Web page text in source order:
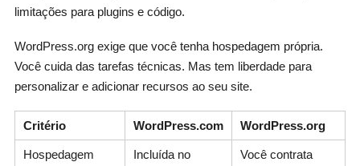
limitações para plugins e código.
WordPress.org exige que você tenha hospedagem própria.
Você cuida das tarefas técnicas. Mas tem liberdade para
personalizar e adicionar recursos ao seu site.
Critério WordPress.com WordPress.org
Hospedagem
Incluída no
Você contrata